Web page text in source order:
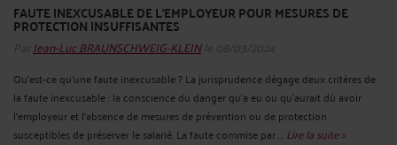
FAUTE INEXCUSABLE DE L’EMPLOYEUR POUR MESURES DE
PROTECTION INSUFFISANTES
Par Jean-Luc BRAUNSCHWEIG-KLEINle 08/03/2024
Qu’est-ce qu’une faute inexcusable ? La jurisprudence dégage deux critères de
la faute inexcusable : la conscience du danger qu’a eu ou qu’aurait dû avoir
l’employeur et l’absence de mesures de prévention ou de protection
susceptibles de préserver le salarié. La faute commise par ... Lire la suite >